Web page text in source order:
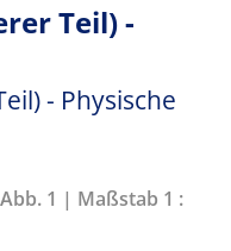
Teil) -
- Physische
1 | Maßstab 1 :